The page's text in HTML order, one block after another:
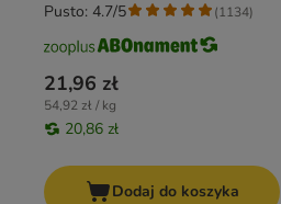
21,96 zł
54,92 zł / kg
20,86 zł
Pusto: 4.7/5 (1134)
Dodaj do koszyka